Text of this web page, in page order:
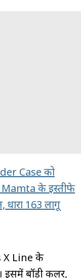
Case को
Mamta के इस्तीफे
163 लागू
X Line के
इसमें बॉडी कलर,